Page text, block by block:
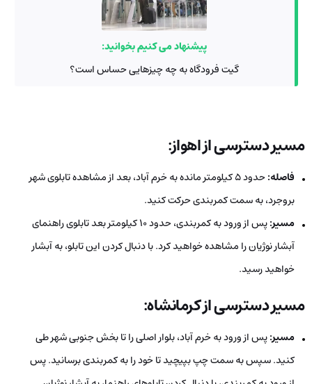
پیشنهاد می کنیم بخوانید:
گیت فرودگاه به چه چیزهایی حساس است؟
مسیر دسترسی از اهواز:
فاصله:
حدود 5 کیلومتر مانده به خرم آباد، بعد از مشاهده تابلوی شهر
بروجرد، به سمت کمربندی حرکت کنید.
مسیر:
پس از ورود به کمربندی، حدود 10 کیلومتر بعد تابلوی راهنمای
آبشار نوژیان را مشاهده خواهید کرد. با دنبال کردن این تابلو، به آبشار
خواهید رسید.
مسیر دسترسی از کرمانشاه:
مسیر:پس از ورود به خرم آباد، بلوار اصلی را تا بخش جنوبی شهر طی
کنید. سپس به سمت چپ بپیچید تا خود را به کمربندی برسانید. پس